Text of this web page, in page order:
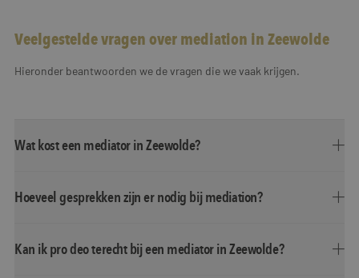
Veelgestelde vragen over mediation in Zeewolde
Hieronder beantwoorden we de vragen die we vaak krijgen.
Wat kost een mediator in Zeewolde?
Hoeveel gesprekken zijn er nodig bij mediation?
Kan ik pro deo terecht bij een mediator in Zeewolde?